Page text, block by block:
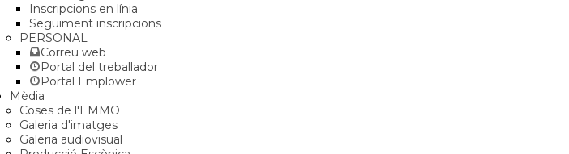
Inscripcions en línia
Seguiment inscripcions
PERSONAL
Correu web
Portal del treballador
Portal Emplower
Mèdia
Coses de l'EMMO
Galeria d'imatges
Galeria audiovisual